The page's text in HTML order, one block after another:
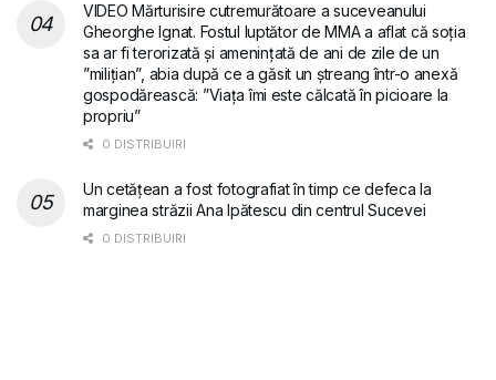
VIDEO Mărturisire cutremurătoare a suceveanului
Gheorghe Ignat. Fostul luptător de MMA a aflat că soția
sa ar fi terorizată și amenințată de ani de zile de un
”milițian”, abia după ce a găsit un ștreang într-o anexă
gospodărească: ”Viața îmi este călcată în picioare la
propriu”
0 DISTRIBUIRI
Un cetățean a fost fotografiat în timp ce defeca la
marginea străzii Ana Ipătescu din centrul Sucevei
0 DISTRIBUIRI